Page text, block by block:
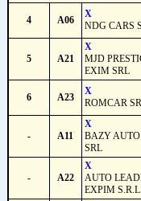
4 A06
X
NDG CARS
5 A21
X
MJD
EXIM SRL
6 A23
X
ROMCAR
- A11
X
BAZY AUTO
SRL
- A22
X
AUTO
EXPIM